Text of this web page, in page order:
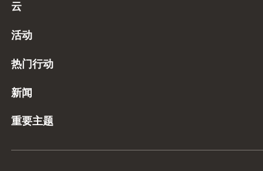
云
活动
热门行动
新闻
重要主题